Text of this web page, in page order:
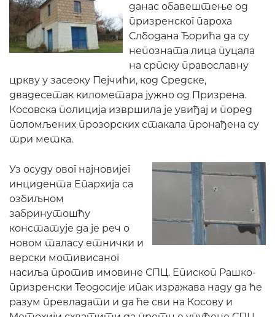
данас обавештење од
призренског пароха
Слбодана Ђорића да су
непозната лица пуцала
на српску православну
цркву у засеоку Пејчићи, код Средске,
двадесетак километара јужно од Призрена.
Косовска полиција извршила је увиђај и поред
поломљених прозорских стакала пронађена су
три метка.
Уз осуду овог најновијег
инцидента Епархија са
озбиљном
забринутошћу
констатује да је реч о
новом таласу етнички и
верски мотивисаног
насиља против имовине СПЦ. Епископ Рашко-
призренски Теодосије ипак изражава наду да ће
разум превладати и да ће сви на Косову и